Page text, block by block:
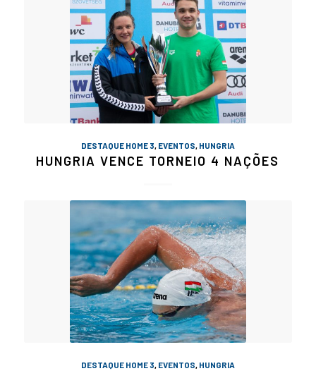
DESTAQUE HOME 3, EVENTOS, HUNGRIA
HUNGRIA VENCE TORNEIO 4 NAÇÕES
DESTAQUE HOME 3, EVENTOS, HUNGRIA